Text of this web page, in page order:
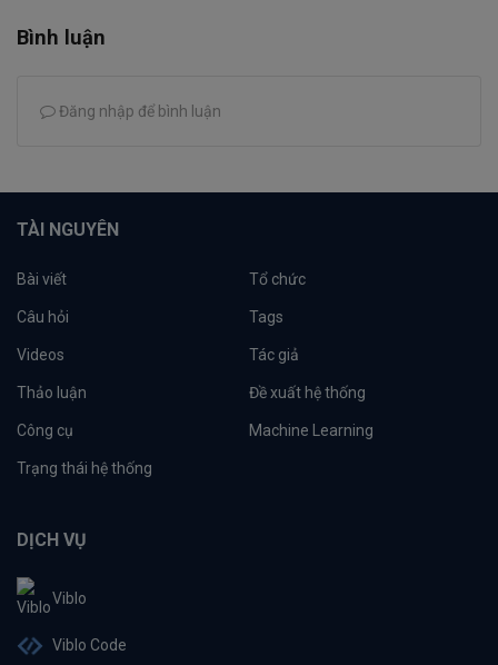
Bình luận
Đăng nhập để bình luận
TÀI NGUYÊN
Bài viết Tổ chức
Câu hỏi Tags
Videos Tác giả
Thảo luận Đề xuất hệ thống
Công cụ Machine Learning
Trạng thái hệ thống
DỊCH VỤ
Viblo
Viblo Code